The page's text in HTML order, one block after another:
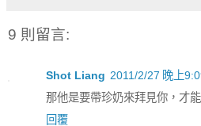
9 則留言:
Shot Liang 2011/2/27 晚上
那他是要帶珍奶來拜見你，才
回覆